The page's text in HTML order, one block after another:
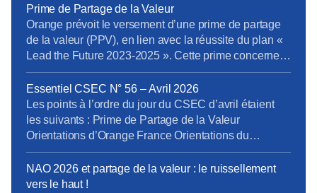
sujet du versement d’une PPV, en lien avec la
réussite du plan « Lead the Future 2023-2025 ». « La
CFE-CGC Orange dénonce une nouvelle fois une
politique de rémunération […]
Prime de Partage de la Valeur
Orange prévoit le versement d’une prime de partage
de la valeur (PPV), en lien avec la réussite du plan «
Lead the Future 2023-2025 ». Cette prime concernera
les salariés liés par un contrat de travail (CDI, CDD et
alternants), les fonctionnaires en activité et les
intérimaires à la date de signature de la décision […]
Essentiel CSEC N° 56 – Avril 2026
Les points à l’ordre du jour du CSEC d’avril étaient
les suivants : Prime de Partage de la Valeur
Orientations d’Orange France Orientations du
domaine Boucles Locales et Interventions (BLI)
Orientations de la Direction Entreprises France Projet
de cession de Globecast Holding Retrouvez
NAO 2026 et partage de la valeur : le ruissellement
vers le haut !